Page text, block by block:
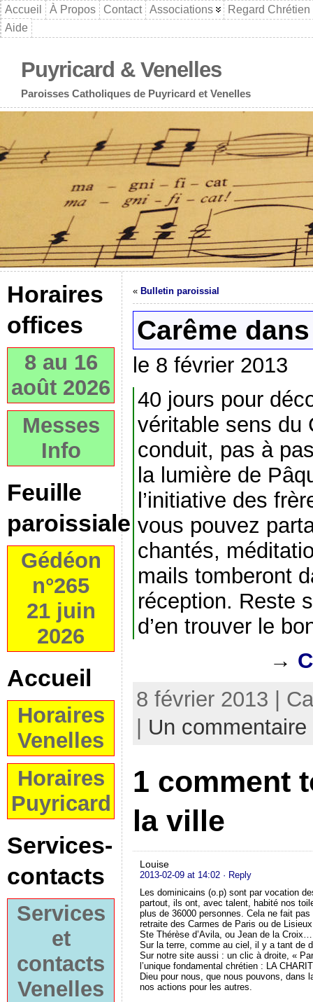
Accueil À Propos Contact Associations
Regard Chrétien
Aide
Puyricard & Venelles
Paroisses Catholiques de Puyricard et Venelles
Horaires
offices
8 au 16
août 2026
Messes
Info
Feuille
paroissiale
Gédéon
n°265
21 juin
2026
Accueil
Horaires
Venelles
Horaires
Puyricard
Services-
contacts
Services
et
contacts
Venelles
« Bulletin paroissial
Carême
le 8 février 2013
40 jours pour
véritable sens du
conduit, pas à
la lumière de
l’initiative des
vous pouvez
chantés,
mails tomberont
réception. Reste
d’en trouver le
→
8 février 2013 |
Un commentaire
1 comment
la ville
Louise
2013-02-09 at 14:02 · Reply
Les dominicains (o.p) sont par vocation
partout, ils ont, avec talent, habité nos
plus de 36000 personnes. Cela ne fait
retraite des Carmes de Paris ou de
Ste Thérèse d’Avila, ou Jean de la Croix…
Sur la terre, comme au ciel, il y a tant de
Sur notre site aussi : un clic à droite, «
l’unique fondamental chrétien : LA
Dieu pour nous, que nous pouvons, dans
nos actions pour les autres.